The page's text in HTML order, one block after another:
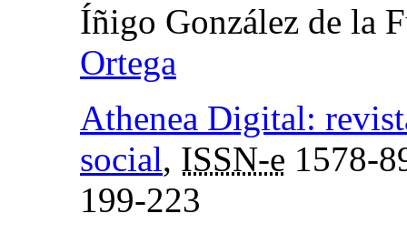
Íñigo González de la
Ortega
Athenea Digital:
social, ISSN-e 1578-
199-223